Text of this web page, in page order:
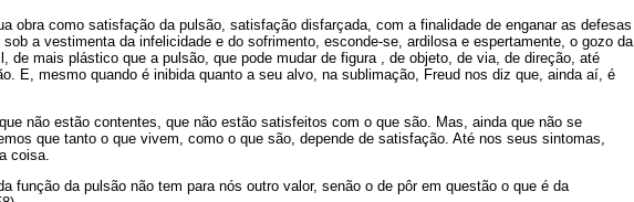
obra como satisfação da pulsão, satisfação disfarçada, com a finalidade de enganar as defesas
a vestimenta da infelicidade e do sofrimento, esconde-se, ardilosa e espertamente, o gozo da
de mais plástico que a pulsão, que pode mudar de figura , de objeto, de via, de direção, até
E, mesmo quando é inibida quanto a seu alvo, na sublimação, Freud nos diz que, ainda aí, é
não estão contentes, que não estão satisfeitos com o que são. Mas, ainda que não se
que tanto o que vivem, como o que são, depende de satisfação. Até nos seus sintomas,
coisa.
função da pulsão não tem para nós outro valor, senão o de pôr em questão o que é da